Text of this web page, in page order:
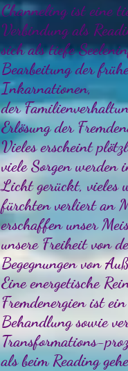
Channeling ist eine
Verbindung als
sich als tiefe
Bearbeitung der
Inkarnationen,
der
Erlösung der
Vieles erscheint
viele Sorgen werden
Licht gerückt, vieles
fürchten verliert an
erschaffen unser
unsere Freiheit von
Begegnungen von
Eine energetische
Fremdenergien ist
Behandlung sowie
Transformations-
als beim Reading